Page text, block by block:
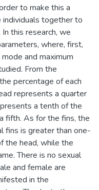
to make this a
together to
this research, we
where, first,
and maximum
From the
percentage of each
represents a quarter
a tenth of the
fifth. As for the fins, the
fins is greater than one-
the head, while the
There is no sexual
and female are
in the